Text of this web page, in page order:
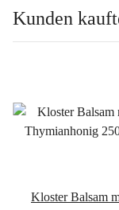
Kunden
Kloster Balsam